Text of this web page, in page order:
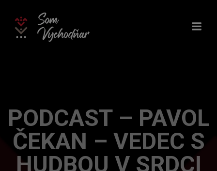
PODCAST – PAVOL
ČEKAN – VEDEC S
HUDBOU V SRDCI